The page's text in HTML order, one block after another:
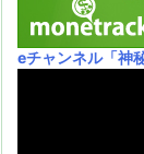
eチャンネル「神